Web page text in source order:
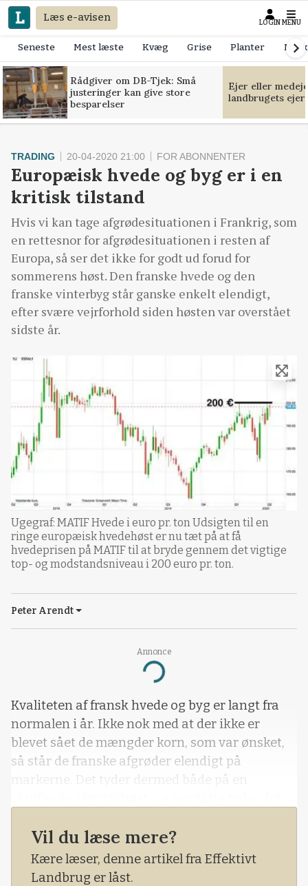
Læs e-avisen LOGIN MENU
Seneste Mest læste Kvæg Grise Planter
Rådgiver om DB-Tjek: Små
justeringer kan give store
besparelser
Ejer eller
landbrugets
Annonce
Loading...
TRADING 20-04-2020 21:00 FOR ABONNENTER
Europæisk hvede og byg er i en
kritisk tilstand
Hvis vi kan tage afgrødesituationen i Frankrig, som
en rettesnor for afgrødesituationen i resten af
Europa, så ser det ikke for godt ud forud for
sommerens høst. Den franske hvede og den
franske vinterbyg står ganske enkelt elendigt,
efter svære vejrforhold siden høsten var overstået
sidste år.
Ugegraf: MATIF Hvede i euro pr. ton Udsigten til en
ringe europæisk hvedehøst er nu tæt på at få
hvedeprisen på MATIF til at bryde gennem det vigtige
top- og modstandsniveau i 200 euro pr. ton.
Peter Arendt
Kvaliteten af fransk hvede og byg er langt fra
normalen i år. Ikke nok med at der ikke er
blevet sået de mængder korn, som var ønsket,
så står de franske afgrøder elendigt på
markerne. Det tyder dermed både på en
til sommer. I resten af det vestlige Europa, ser
det ikke meget bedre ud med hverken arealer,
kvali
Vil du læse mere?
Kære læser, denne artikel fra Effektivt
Landbrug er låst.